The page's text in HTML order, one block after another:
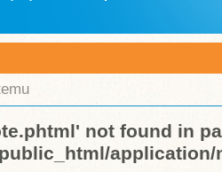
not found in